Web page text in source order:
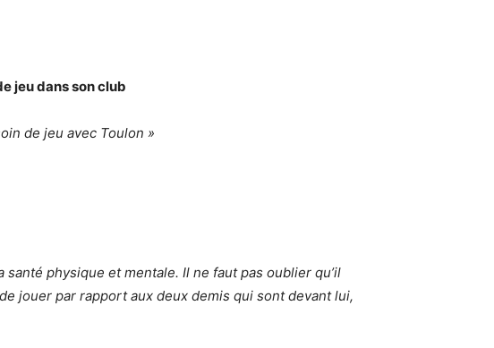
jeu dans son club
de jeu avec Toulon »
santé physique et mentale. Il ne faut pas oublier qu’il
jouer par rapport aux deux demis qui sont devant lui,